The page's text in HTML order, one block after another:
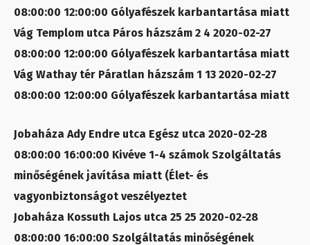
08:00:00 12:00:00 Gólyafészek karbantartása miatt
Vág Templom utca Páros házszám 2 4 2020-02-27
08:00:00 12:00:00 Gólyafészek karbantartása miatt
Vág Wathay tér Páratlan házszám 1 13 2020-02-27
08:00:00 12:00:00 Gólyafészek karbantartása miatt
Jobaháza Ady Endre utca Egész utca 2020-02-28
08:00:00 16:00:00 Kivéve 1-4 számok Szolgáltatás
minőségének javítása miatt (Élet- és
vagyonbiztonságot veszélyeztet
Jobaháza Kossuth Lajos utca 25 25 2020-02-28
08:00:00 16:00:00 Szolgáltatás minőségének